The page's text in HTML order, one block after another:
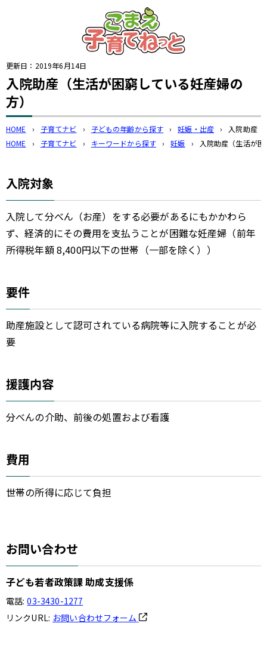
このページの本文へ
更新日： 2019年6月14日
入院助産（生活が困窮している妊産婦の
方）
HOME › 子育てナビ › 子どもの年齢から探す › 妊娠・出産 ›
入院助産
HOME
› 子育てナビ › キーワードから探す › 妊娠 › 入院助産（生活が
入院対象
入院して分べん（お産）をする必要があるにもかかわら
ず、経済的にその費用を支払うことが困難な妊産婦（前年
所得税年額 8,400円以下の世帯（一部を除く））
要件
助産施設として認可されている病院等に入院することが必
要
援護内容
分べんの介助、前後の処置および看護
費用
世帯の所得に応じて負担
お問い合わせ
子ども若者政策課 助成支援係
電話: 03-3430-1277
リンクURL: お問い合わせフォーム